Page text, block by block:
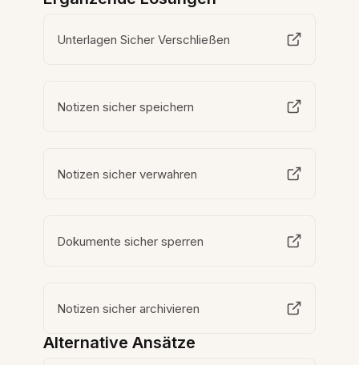
Unterlagen Sicher Verschließen
Notizen sicher speichern
Notizen sicher verwahren
Dokumente sicher sperren
Notizen sicher archivieren
Alternative Ansätze